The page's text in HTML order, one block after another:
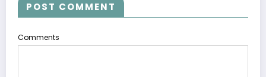
POST COMMENT
Comments